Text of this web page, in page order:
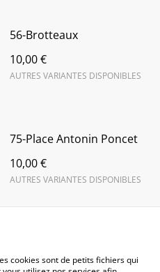
56-Brotteaux
10,00 €
AUTRES VARIANTES DISPONIBLES
75-Place Antonin Poncet
10,00 €
AUTRES VARIANTES DISPONIBLES
cookies sont de petits fichiers qui